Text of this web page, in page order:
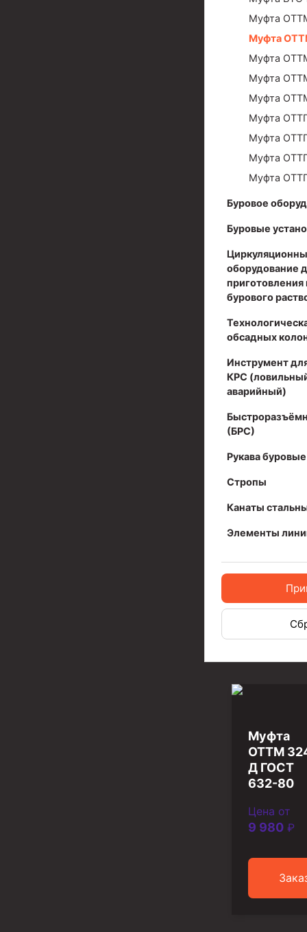
Оборудование для трубопроводов и
Циркуляционные системы и оборудование для
Устройство экранирующее для
Муфта
Муфта
Муфта
Муфта
Муфта
Муфта
Муфта
Муфта
Муфта
Буровое
Буровые
оборудование
приготовления
бурового
обсадных
Инструмент
КРС
аварийный)
(БРС)
Рукава буровые
Стропы
Канаты
Элементы
Муфта
ОТТМ
Д ГОСТ
632-80
Цена от
9 980 ₽